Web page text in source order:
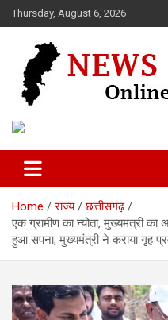
Skip
to
Thursday, August 6, 2026
News 36
Home राज्य
छत्तीसगढ़
एक ग्रामीण का न्योता, मुख्यमंत्री
हुआ सपना, मुख्यमंत्री ने कराया गृह